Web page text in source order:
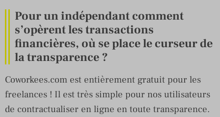
Pour un indépendant comment
s’opèrent les transactions
financières, où se place le curseur de
la transparence ?
Coworkees.com est entièrement gratuit pour les
freelances ! Il est très simple pour nos utilisateurs
de contractualiser en ligne en toute transparence.